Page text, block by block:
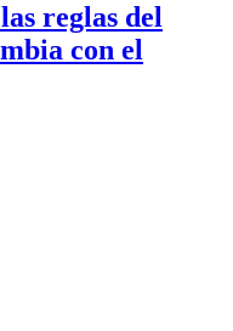
reglas del
con el